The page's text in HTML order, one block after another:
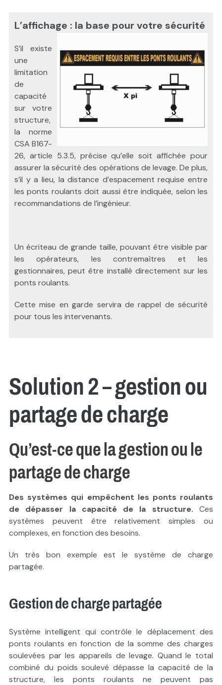
L’affichage : la base pour votre sécurité
S’il existe
une
limitation
de
capacité
sur votre
structure,
la norme
CSA B167-
26, article 5.3.5, précise qu’elle soit affichée pour
assurer la sécurité des opérations de levage. De plus,
s’il y a lieu, la distance d’espacement requise entre
les ponts roulants doit aussi être indiquée, selon les
recommandations de l’ingénieur.
Un écriteau de grande taille, pouvant être visible par
les opérateurs, les contremaîtres et les
gestionnaires, peut être installé directement sur les
ponts roulants.
Cette mise en garde servira de rappel de sécurité
pour tous les intervenants.
Solution 2 – gestion ou
partage de charge
Qu’est-ce que la gestion ou le
partage de charge
Des systèmes qui empêchent les ponts roulants
de dépasser la capacité de la structure. Ces
systèmes peuvent être relativement simples ou
complexes, en fonction des besoins.
Un très bon exemple est le système de charge
partagée.
Gestion de charge partagée
Système intelligent qui contrôle le déplacement des
ponts roulants en fonction de la somme des charges
soulevées par les appareils de levage. Quand le total
combiné du poids soulevé dépasse la capacité de la
structure, les ponts roulants ne peuvent pas